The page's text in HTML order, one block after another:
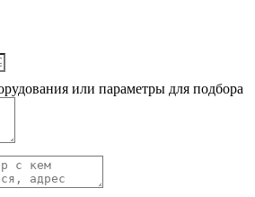
или параметры для подбора